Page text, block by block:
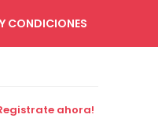
CONDICIONES
ahora!